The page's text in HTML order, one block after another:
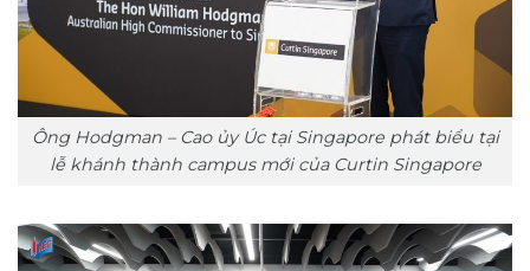
Ông Hodgman – Cao ủy Úc tại Singapore phát biểu tại
lễ khánh thành campus mới của Curtin Singapore